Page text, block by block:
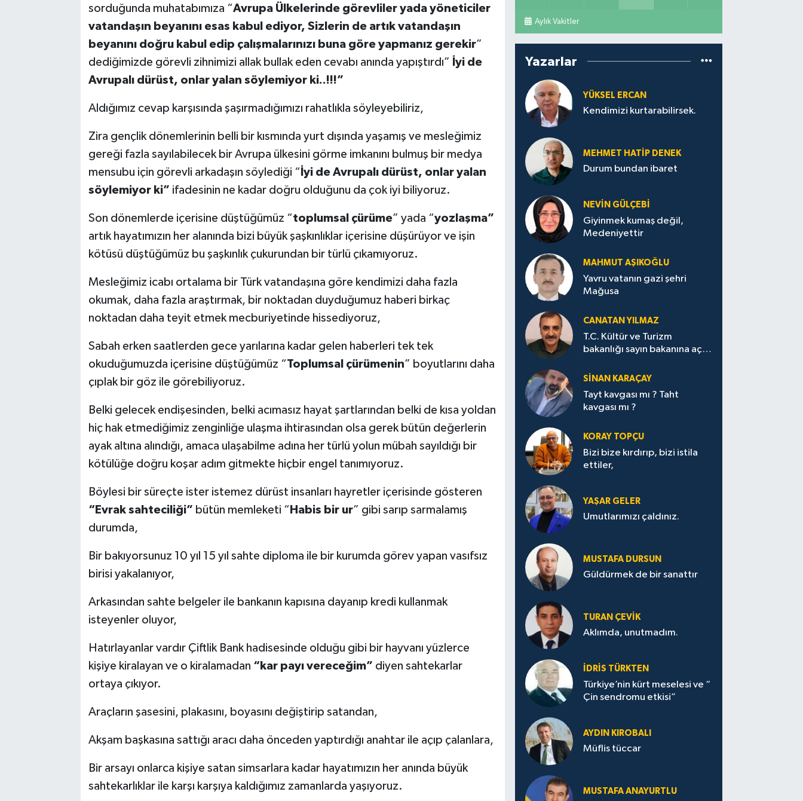
sorduğunda muhatabımıza “Avrupa Ülkelerinde görevliler yada yöneticiler
vatandaşın beyanını esas kabul ediyor, Sizlerin de artık vatandaşın
beyanını doğru kabul edip çalışmalarınızı buna göre yapmanız gerekir”
dediğimizde görevli zihnimizi allak bullak eden cevabı anında yapıştırdı” İyi de
Avrupalı dürüst, onlar yalan söylemiyor ki..!!!”
Aldığımız cevap karşısında şaşırmadığımızı rahatlıkla söyleyebiliriz,
Zira gençlik dönemlerinin belli bir kısmında yurt dışında yaşamış ve mesleğimiz
gereği fazla sayılabilecek bir Avrupa ülkesini görme imkanını bulmuş bir medya
mensubu için görevli arkadaşın söylediği “ İyi de Avrupalı dürüst, onlar yalan
söylemiyor ki” ifadesinin ne kadar doğru olduğunu da çok iyi biliyoruz.
Son dönemlerde içerisine düştüğümüz “toplumsal çürüme” yada “yozlaşma”
artık hayatımızın her alanında bizi büyük şaşkınlıklar içerisine düşürüyor ve işin
kötüsü düştüğümüz bu şaşkınlık çukurundan bir türlü çıkamıyoruz.
Mesleğimiz icabı ortalama bir Türk vatandaşına göre kendimizi daha fazla
okumak, daha fazla araştırmak, bir noktadan duyduğumuz haberi birkaç
noktadan daha teyit etmek mecburiyetinde hissediyoruz,
Sabah erken saatlerden gece yarılarına kadar gelen haberleri tek tek
okuduğumuzda içerisine düştüğümüz “Toplumsal çürümenin” boyutlarını daha
çıplak bir göz ile görebiliyoruz.
Belki gelecek endişesinden, belki acımasız hayat şartlarından belki de kısa yoldan
hiç hak etmediğimiz zenginliğe ulaşma ihtirasından olsa gerek bütün değerlerin
ayak altına alındığı, amaca ulaşabilme adına her türlü yolun mübah sayıldığı bir
kötülüğe doğru koşar adım gitmekte hiçbir engel tanımıyoruz.
Böylesi bir süreçte ister istemez dürüst insanları hayretler içerisinde gösteren
“Evrak sahteciliği” bütün memleketi “ Habis bir ur” gibi sarıp sarmalamış
durumda,
Bir bakıyorsunuz 10 yıl 15 yıl sahte diploma ile bir kurumda görev yapan vasıfsız
birisi yakalanıyor,
Arkasından sahte belgeler ile bankanın kapısına dayanıp kredi kullanmak
isteyenler oluyor,
Hatırlayanlar vardır Çiftlik Bank hadisesinde olduğu gibi bir hayvanı yüzlerce
kişiye kiralayan ve o kiralamadan “kar payı vereceğim” diyen sahtekarlar
ortaya çıkıyor.
Araçların şasesini, plakasını, boyasını değiştirip satandan,
Akşam başkasına sattığı aracı daha önceden yaptırdığı anahtar ile açıp çalanlara,
Bir arsayı onlarca kişiye satan simsarlara kadar hayatımızın her anında büyük
sahtekarlıklar ile karşı karşıya kaldığımız zamanlarda yaşıyoruz.
Aylık Vakitler
Yazarlar
YÜKSEL ERCAN
Kendimizi kurtarabilirsek.
MEHMET HATİP DENEK
Durum bundan ibaret
NEVİN GÜLÇEBİ
Giyinmek kumaş değil,
Medeniyettir
MAHMUT AŞIKOĞLU
Yavru vatanın gazi şehri
Mağusa
CANATAN YILMAZ
T.C. Kültür ve Turizm
bakanlığı sayın bakanına açık
SİNAN KARAÇAY
Tayt kavgası mı ? Taht
kavgası mı ?
KORAY TOPÇU
Bizi bize kırdırıp, bizi istila
ettiler,
YAŞAR GELER
Umutlarımızı çaldınız.
MUSTAFA DURSUN
Güldürmek de bir sanattır
TURAN ÇEVİK
Aklımda, unutmadım.
İDRİS TÜRKTEN
Türkiye’nin kürt meselesi ve “
Çin sendromu etkisi”
AYDIN KIROBALI
Müflis tüccar
MUSTAFA ANAYURTLU